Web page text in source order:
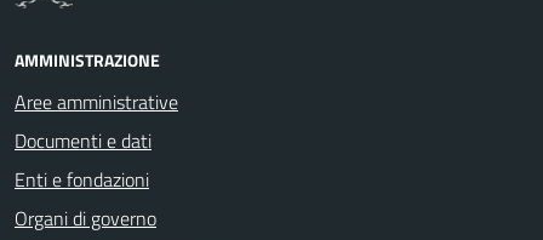
AMMINISTRAZIONE
Aree amministrative
Documenti e dati
Enti e fondazioni
Organi di governo